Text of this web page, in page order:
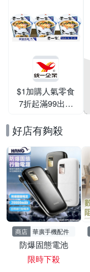
$1加購人氣零食
7折起滿99出貨
好店有夠殺
商店 華廣手機配件
防爆固態電池
限時下殺